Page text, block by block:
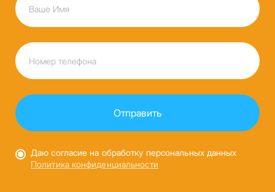
Даю согласие на обработку персональных данных
Политика конфиденциальности